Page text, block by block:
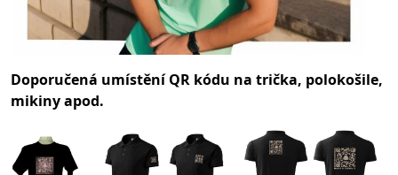
Doporučená umístění QR kódu na trička, polokošile,
mikiny apod.